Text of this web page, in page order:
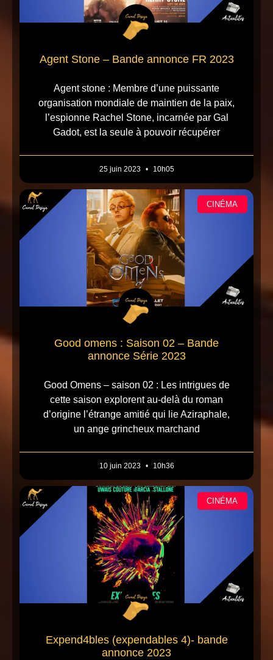
Agent Stone – Bande annonce FR 2023
Agent stone : Membre d’une puissante
organisation mondiale de maintien de la paix,
l’espionne Rachel Stone, incarnée par Gal
Gadot, est la seule à pouvoir récupérer
25 juin 2023 10h05
CINÉMA
Good omens : Saison 02 – Bande
annonce Série 2023
Good Omens – saison 02 : Les intrigues de
cette saison explorent au-delà du roman
d’origine l’étrange amitié qui lie Aziraphale,
un ange grincheux marchand
10 juin 2023 10h36
CINÉMA
Expend4bles (expendables 4)- bande
annonce 2023